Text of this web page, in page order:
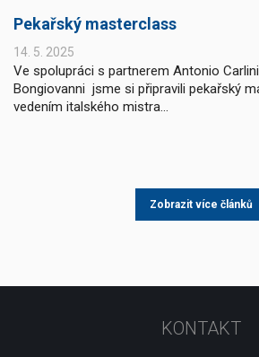
Pekařský masterclass
14. 5. 2025
Ve spolupráci s partnerem Antonio
Bongiovanni jsme si připravili pekařský
vedením italského mistra...
Zobrazit více článků
KONTAKT